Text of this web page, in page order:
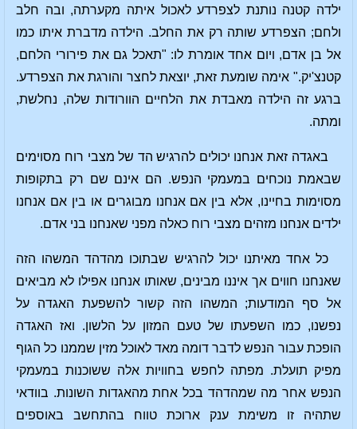
ילדה קטנה נותנת לצפרדע לאכול איתה מקערתה, ובה חלב
ולחם; הצפרדע שותה רק את החלב. הילדה מדברת איתו כמו
אל בן אדם, ויום אחד אומרת לו: "תאכל גם את פירורי הלחם,
קטנצ'יק." אימה שומעת זאת, יוצאת לחצר והורגת את הצפרדע.
ברגע זה הילדה מאבדת את הלחיים הוורודות שלה, נחלשת,
ומתה.
באגדה זאת אנחנו יכולים להרגיש הד של מצבי רוח מסוימים
שבאמת נוכחים במעמקי הנפש. הם אינם שם רק בתקופות
מסוימות בחיינו, אלא בין אם אנחנו מבוגרים או בין אם אנחנו
ילדים אנחנו מזהים מצבי רוח כאלה מפני שאנחנו בני אדם.
כל אחד מאיתנו יכול להרגיש שבתוכו מהדהד המשהו הזה
שאנחנו חווים אך איננו מבינים, שאותו אנחנו אפילו לא מביאים
אל סף המודעות; המשהו הזה קשור להשפעת האגדה על
נפשנו, כמו השפעתו של טעם המזון על הלשון. ואז האגדה
הופכת עבור הנפש לדבר דומה מאד לאוכל מזין שממנו כל הגוף
מפיק תועלת. מפתה לחפש בחוויות אלה ששוכנות במעמקי
הנפש אחר מה שמהדהד בכל אחת מהאגדות השונות. בוודאי
שתהיה זו משימת ענק ארוכת טווח בהתחשב באוספים